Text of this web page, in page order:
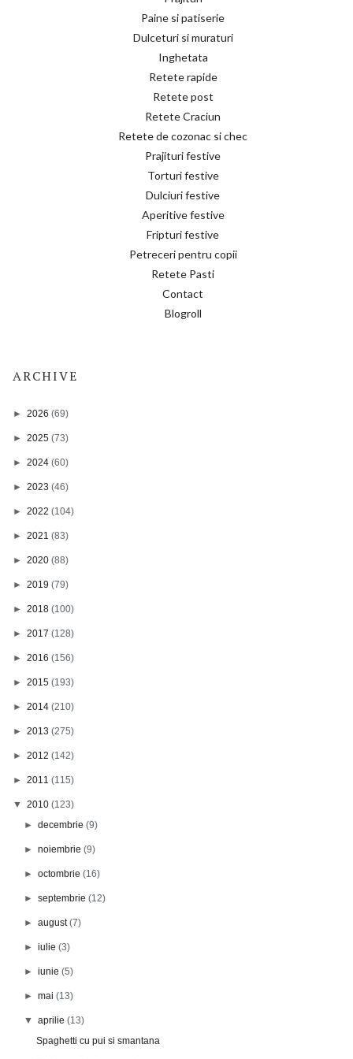
Paine si patiserie
Dulceturi si muraturi
Inghetata
Retete rapide
Retete post
Retete Craciun
Retete de cozonac si chec
Prajituri festive
Torturi festive
Dulciuri festive
Aperitive festive
Fripturi festive
Petreceri pentru copii
Retete Pasti
Contact
Blogroll
ARCHIVE
► 2026 (69)
► 2025 (73)
► 2024 (60)
► 2023 (46)
► 2022 (104)
► 2021 (83)
► 2020 (88)
► 2019 (79)
► 2018 (100)
► 2017 (128)
► 2016 (156)
► 2015 (193)
► 2014 (210)
► 2013 (275)
► 2012 (142)
► 2011 (115)
▼ 2010 (123)
►decembrie(9)
►noiembrie(9)
►octombrie(16)
►septembrie(12)
►august(7)
►iulie(3)
►iunie(5)
►mai(13)
▼aprilie(13)
Spaghetti cu pui si smantana